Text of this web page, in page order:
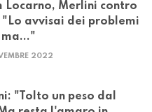
Locarno, Merlini contro
"Lo avvisai dei problemi
2022
"Tolto un peso dal